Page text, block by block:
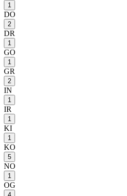
1
DO
2
DR
1
GO
1
GR
2
IN
1
IR
1
KI
1
KO
5
NO
1
OG